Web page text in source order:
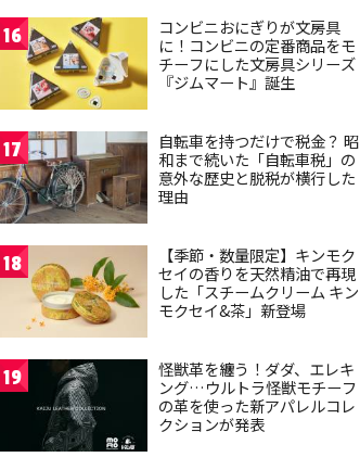
16
コンビニおにぎりが文房具
に！コンビニの定番商品をモ
チーフにした文房具シリーズ
『ジムマート』誕生
17
自転車を持つだけで税金？ 昭
和まで続いた「自転車税」の
意外な歴史と脱税が横行した
理由
18
【季節・数量限定】キンモク
セイの香りを天然精油で再現
した「スチームクリーム キン
モクセイ&茶」新登場
19
怪獣革を纏う！ダダ、エレキ
ング…ウルトラ怪獣モチーフ
の革を使った新アパレルコレ
クションが発表